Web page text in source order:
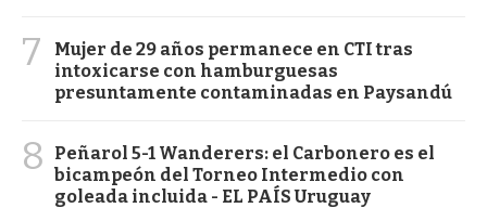
7
Mujer de 29 años permanece en CTI tras
intoxicarse con hamburguesas
presuntamente contaminadas en Paysandú
8
Peñarol 5-1 Wanderers: el Carbonero es el
bicampeón del Torneo Intermedio con
goleada incluida - EL PAÍS Uruguay